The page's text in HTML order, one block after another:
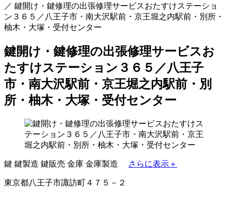
／ 鍵開け・鍵修理の出張修理サービスおたすけステーショ
ン３６５／八王子市・南大沢駅前・京王堀之内駅前・別所・
柚木・大塚・受付センター
鍵開け・鍵修理の出張修理サービスお
たすけステーション３６５／八王子
市・南大沢駅前・京王堀之内駅前・別
所・柚木・大塚・受付センター
鍵 鍵製造 鍵販売 金庫 金庫製造 さらに表示＋
東京都八王子市諏訪町４７５－２